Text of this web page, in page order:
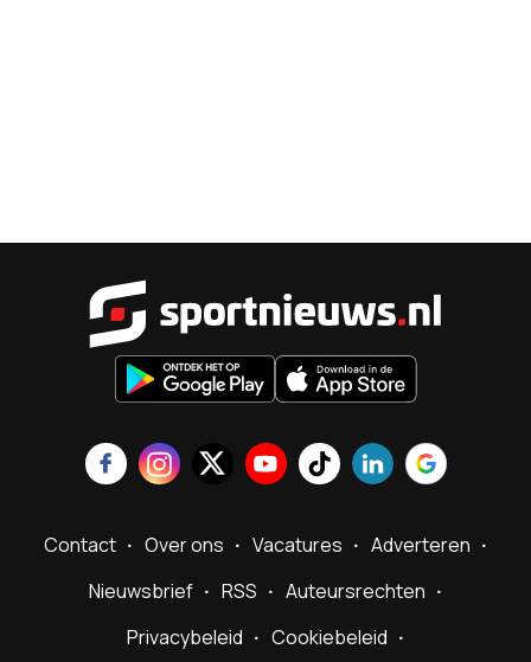
Contact Over ons Vacatures
Adverteren
Nieuwsbrief
RSS
Auteursrechten
Privacybeleid
Cookiebeleid